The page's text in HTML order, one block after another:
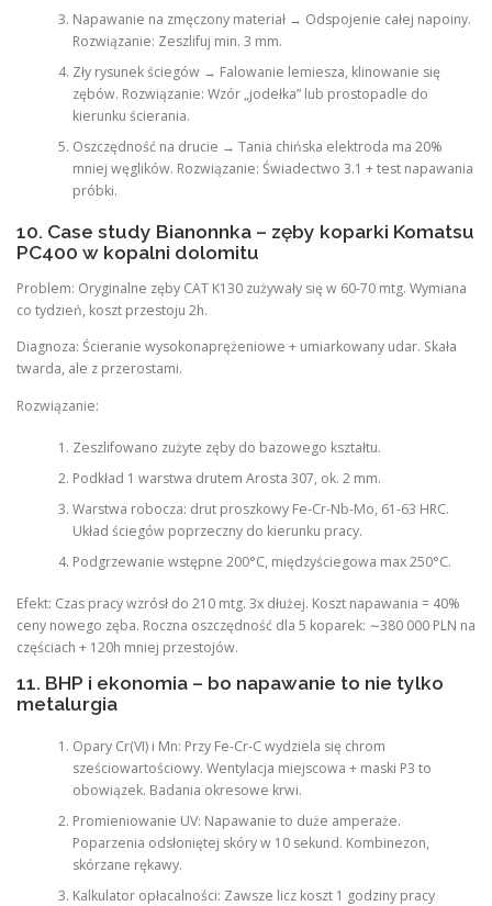
Napawanie na zmęczony materiał → Odspojenie całej napoiny.
Rozwiązanie: Zeszlifuj min. 3 mm.
Zły rysunek ściegów → Falowanie lemiesza, klinowanie się
zębów. Rozwiązanie: Wzór „jodełka” lub prostopadle do
kierunku ścierania.
Oszczędność na drucie → Tania chińska elektroda ma 20%
mniej węglików. Rozwiązanie: Świadectwo 3.1 + test napawania
próbki.
10. Case study Bianonnka – zęby koparki Komatsu
PC400 w kopalni dolomitu
Problem: Oryginalne zęby CAT K130 zużywały się w 60-70 mtg. Wymiana
co tydzień, koszt przestoju 2h.
Diagnoza: Ścieranie wysokonaprężeniowe + umiarkowany udar. Skała
twarda, ale z przerostami.
Rozwiązanie:
Zeszlifowano zużyte zęby do bazowego kształtu.
Podkład 1 warstwa drutem Arosta 307, ok. 2 mm.
Warstwa robocza: drut proszkowy Fe-Cr-Nb-Mo, 61-63 HRC.
Układ ściegów poprzeczny do kierunku pracy.
Podgrzewanie wstępne 200°C, międzyściegowa max 250°C.
Efekt: Czas pracy wzrósł do 210 mtg. 3x dłużej. Koszt napawania = 40%
ceny nowego zęba. Roczna oszczędność dla 5 koparek: ∼380 000 PLN na
częściach + 120h mniej przestojów.
11. BHP i ekonomia – bo napawanie to nie tylko
metalurgia
Opary Cr(VI) i Mn: Przy Fe-Cr-C wydziela się chrom
sześciowartościowy. Wentylacja miejscowa + maski P3 to
obowiązek. Badania okresowe krwi.
Promieniowanie UV: Napawanie to duże amperaże.
Poparzenia odsłoniętej skóry w 10 sekund. Kombinezon,
skórzane rękawy.
Kalkulator opłacalności: Zawsze licz koszt 1 godziny pracy